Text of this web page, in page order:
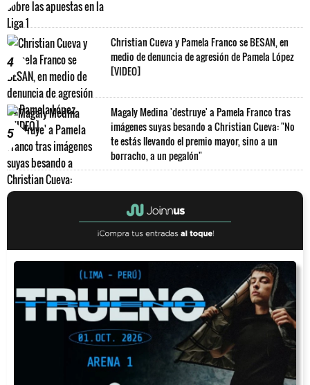
4
Christian Cueva y Pamela Franco se BESAN, en
medio de denuncia de agresión de Pamela López
[VIDEO]
5
Magaly Medina 'destruye' a Pamela Franco tras
imágenes suyas besando a Christian Cueva: "No
te estás llevando el premio mayor, sino a un
borracho, a un pegalón"